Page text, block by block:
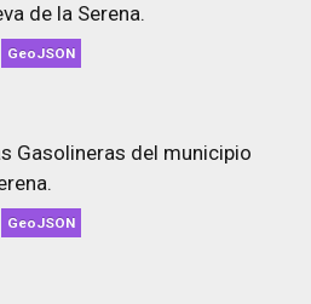
de la Serena.
GeoJSON
Gasolineras del municipio
GeoJSON